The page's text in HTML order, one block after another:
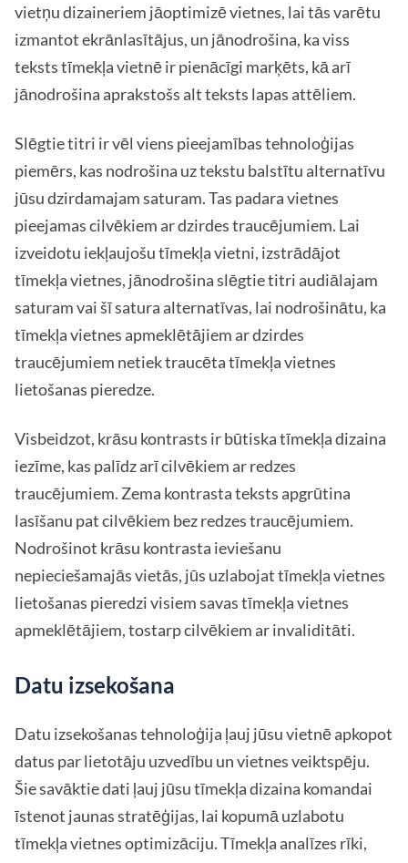
vietņu dizaineriem jāoptimizē vietnes, lai tās varētu
izmantot ekrānlasītājus, un jānodrošina, ka viss
teksts tīmekļa vietnē ir pienācīgi marķēts, kā arī
jānodrošina aprakstošs alt teksts lapas attēliem.
Slēgtie titri ir vēl viens pieejamības tehnoloģijas
piemērs, kas nodrošina uz tekstu balstītu alternatīvu
jūsu dzirdamajam saturam. Tas padara vietnes
pieejamas cilvēkiem ar dzirdes traucējumiem. Lai
izveidotu iekļaujošu tīmekļa vietni, izstrādājot
tīmekļa vietnes, jānodrošina slēgtie titri audiālajam
saturam vai šī satura alternatīvas, lai nodrošinātu, ka
tīmekļa vietnes apmeklētājiem ar dzirdes
traucējumiem netiek traucēta tīmekļa vietnes
lietošanas pieredze.
Visbeidzot, krāsu kontrasts ir būtiska tīmekļa dizaina
iezīme, kas palīdz arī cilvēkiem ar redzes
traucējumiem. Zema kontrasta teksts apgrūtina
lasīšanu pat cilvēkiem bez redzes traucējumiem.
Nodrošinot krāsu kontrasta ieviešanu
nepieciešamajās vietās, jūs uzlabojat tīmekļa vietnes
lietošanas pieredzi visiem savas tīmekļa vietnes
apmeklētājiem, tostarp cilvēkiem ar invaliditāti.
Datu izsekošana
Datu izsekošanas tehnoloģija ļauj jūsu vietnē apkopot
datus par lietotāju uzvedību un vietnes veiktspēju.
Šie savāktie dati ļauj jūsu tīmekļa dizaina komandai
īstenot jaunas stratēģijas, lai kopumā uzlabotu
tīmekļa vietnes optimizāciju. Tīmekļa analīzes rīki,